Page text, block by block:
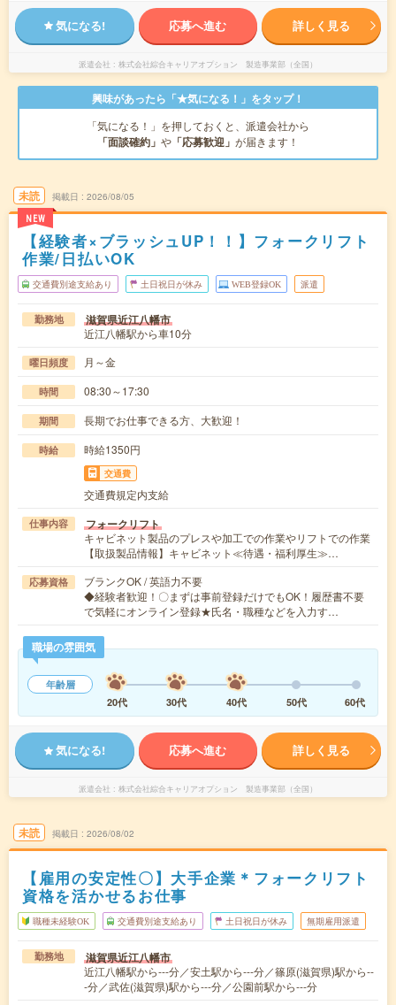
気になる! 応募へ進む 詳しく見る
派遣会社 株式会社綜合キャリアオプション 製造事業部（全国）
興味があったら「★気になる！」をタップ！
「気になる！」を押しておくと、派遣会社から
「面談確約」 や 「応募歓迎」 が届きます！
未読
NEW
掲載日 2026/08/05
【経験者×ブラッシュUP！！】フォークリフト
作業/日払いOK
交通費別途支給あり 土日祝日が休み WEB登録OK 派遣
勤務地 滋賀県近江八幡市
近江八幡駅から車10分
曜日頻度 月～金
時間 08:30～17:30
期間 長期でお仕事できる方、大歓迎！
時給 時給1350円
交通費
交通費規定内支給
仕事内容 フォークリフト
キャビネット製品のプレスや加工での作業やリフトでの作業
【取扱製品情報】キャビネット≪待遇・福利厚生≫…
応募資格
ブランクOK / 英語力不要
◆経験者歓迎！〇まずは事前登録だけでもOK！履歴書不要
で気軽にオンライン登録★氏名・職種などを入力す…
職場の雰囲気
年齢層
20代
30代 40代 50代 60代
気になる! 応募へ進む 詳しく見る
派遣会社 株式会社綜合キャリアオプション 製造事業部（全国）
未読 掲載日 2026/08/02
【雇用の安定性〇】大手企業＊フォークリフト
資格を活かせるお仕事
職種未経験OK 交通費別途支給あり 土日祝日が休み 無期雇用派遣
勤務地 滋賀県近江八幡市
近江八幡駅から---分／安土駅から---分／篠原(滋賀県)駅から--
-分／武佐(滋賀県)駅から---分／公園前駅から---分